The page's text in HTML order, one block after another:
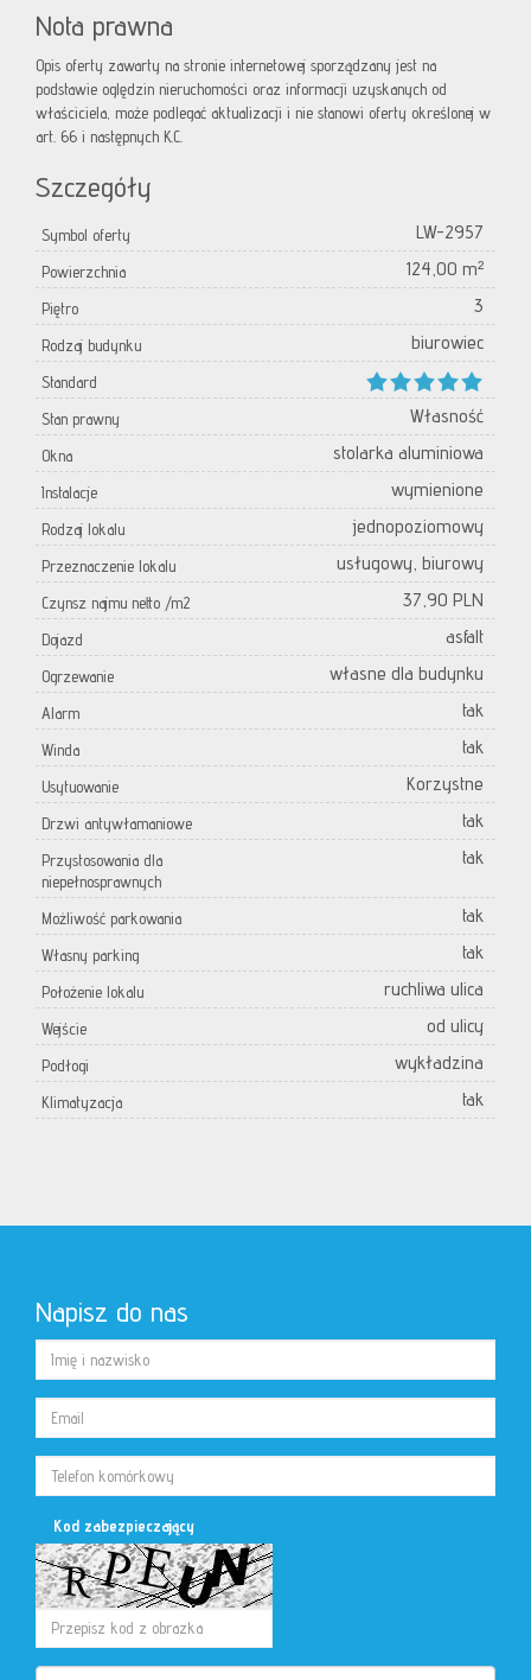
Nota prawna
Opis oferty zawarty na stronie internetowej sporządzany jest na
podstawie oględzin nieruchomości oraz informacji uzyskanych od
właściciela, może podlegać aktualizacji i nie stanowi oferty określonej w
art. 66 i następnych K.C.
Szczegóły
Symbol oferty LW-2957
Powierzchnia 124,00 m²
Piętro 3
Rodzaj budynku biurowiec
Standard
Stan prawny
Własność
Okna stolarka aluminiowa
Instalacje wymienione
Rodzaj lokalu jednopoziomowy
Przeznaczenie lokalu usługowy, biurowy
Czynsz najmu netto /m2 37,90 PLN
Dojazd asfalt
Ogrzewanie własne dla budynku
Alarm tak
Winda tak
Usytuowanie Korzystne
Drzwi antywłamaniowe tak
Przystosowania dla
niepełnosprawnych
tak
Możliwość parkowania tak
Własny parking tak
Położenie lokalu ruchliwa ulica
Wejście od ulicy
Podłogi wykładzina
Klimatyzacja tak
Napisz do nas
Kod zabezpieczający